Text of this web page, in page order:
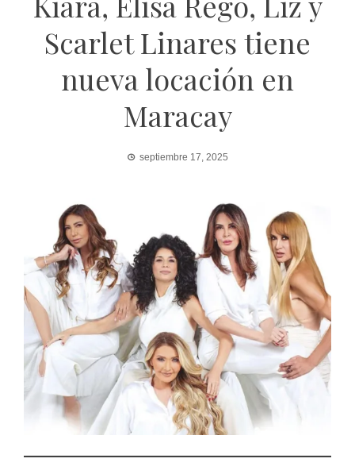
Scarlet Linares tiene
nueva locación en
Maracay
septiembre 17, 2025